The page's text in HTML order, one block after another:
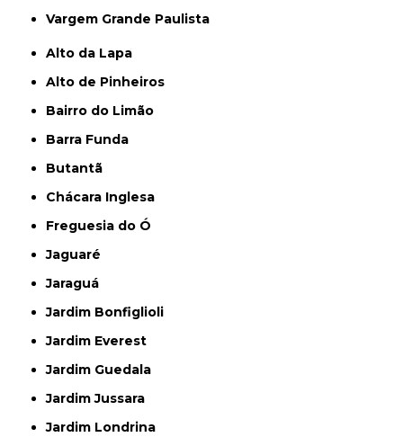
Vargem Grande Paulista
Alto da Lapa
Alto de Pinheiros
Bairro do Limão
Barra Funda
Butantã
Chácara Inglesa
Freguesia do Ó
Jaguaré
Jaraguá
Jardim Bonfiglioli
Jardim Everest
Jardim Guedala
Jardim Jussara
Jardim Londrina